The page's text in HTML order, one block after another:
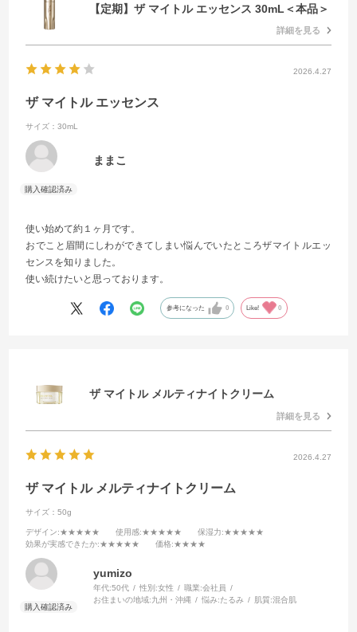
【定期】ザ マイトル エッセンス 30mL＜本品＞
詳細を見る
2026.4.27
ザ マイトル エッセンス
サイズ：30mL
ままこ
使い始めて約１ヶ月です。
おでこと眉間にしわができてしまい悩んでいたところザマイトルエッ
センスを知りました。
使い続けたいと思っております。
参考になった 0 Like! 0
ザ マイトル メルティナイトクリーム
詳細を見る
2026.4.27
ザ マイトル メルティナイトクリーム
サイズ：50g
デザイン:★★★★★ 使用感:★★★★★ 保湿力:★★★★★
効果が実感できたか:★★★★★ 価格:★★★★
yumizo
年代:50代 性別:女性 職業:会社員
お住まいの地域:九州・沖縄 悩み:たるみ 肌質:混合肌